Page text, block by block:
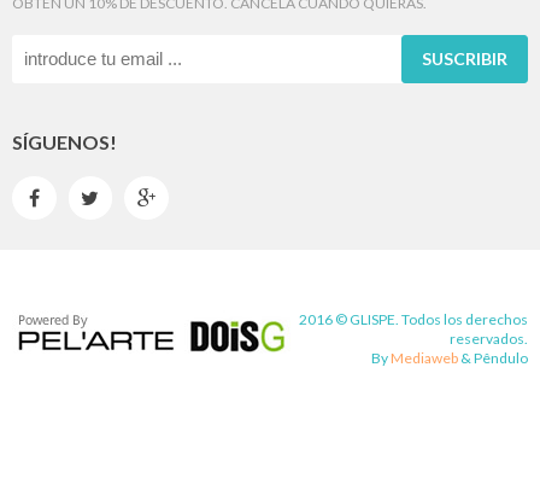
SUSCRIBIR
SÍGUENOS!
  
2016 © GLISPE. Todos los derechos
reservados.
By Mediaweb &Pêndulo